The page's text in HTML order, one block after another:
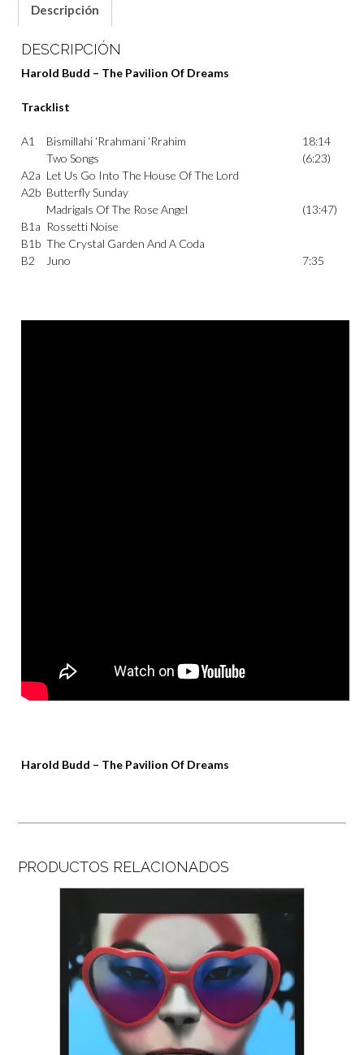
Descripción
DESCRIPCIÓN
Harold Budd – The Pavilion Of Dreams
Tracklist
A1 Bismillahi ‘Rrahmani ‘Rrahim
18:14
Two Songs
(6:23)
A2a Let Us Go Into The House Of The Lord
A2b Butterfly Sunday
Madrigals Of The Rose Angel
(13:47)
B1a Rossetti Noise
B1b The Crystal Garden And A Coda
B2
Juno 7:35
Harold Budd – The Pavilion Of Dreams
PRODUCTOS RELACIONADOS